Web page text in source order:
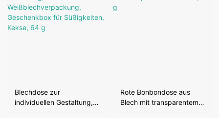
Blechdose zur
individuellen Gestaltung,
Rote Bonbondose aus
Blech mit transparentem